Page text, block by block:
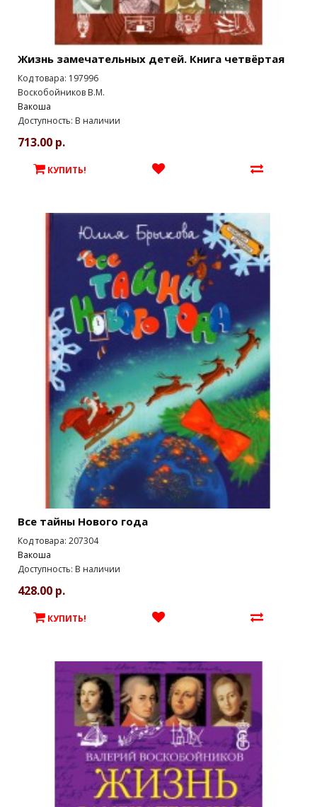
Жизнь замечательных детей. Книга четвёртая
Код товара: 197996
Воскобойников В.М.
Вакоша
Доступность: В наличии
713.00 р.
КУПИТЬ!
Все тайны Нового года
Код товара: 207304
Вакоша
Доступность: В наличии
428.00 р.
КУПИТЬ!